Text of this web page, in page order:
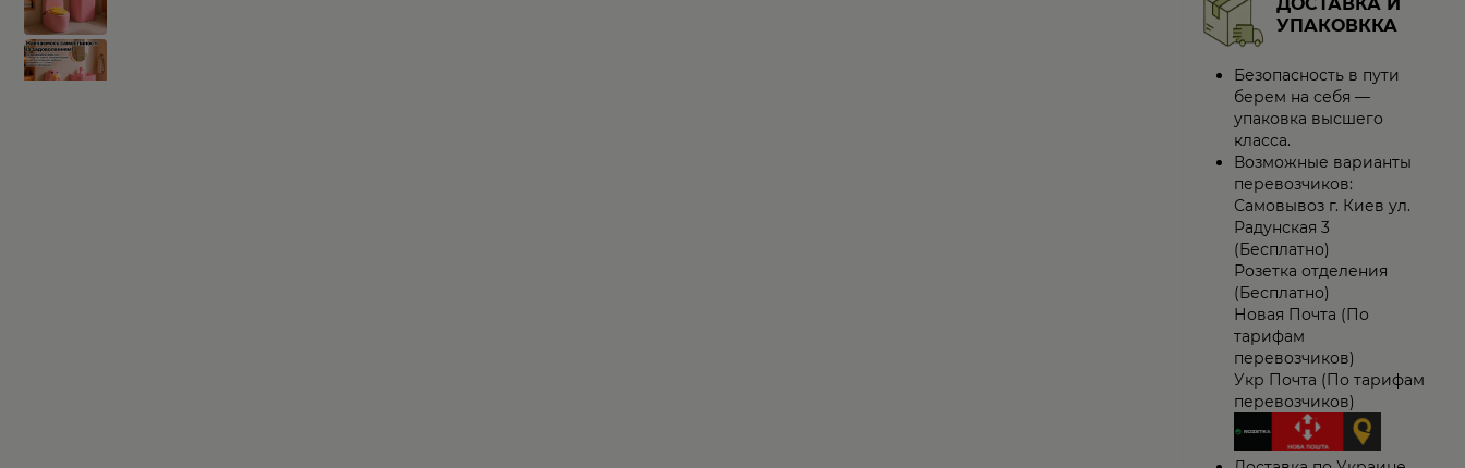
УПАКОВККА
Безопасность в пути
берем на себя —
упаковка высшего
класса.
Возможные варианты
перевозчиков:
Самовывоз г. Киев ул.
Радунская 3
(Бесплатно)
Розетка отделения
(Бесплатно)
Новая Почта (По
тарифам
перевозчиков)
Укр Почта (По тарифам
перевозчиков)